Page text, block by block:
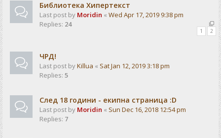
Библиотека Хипертекст
Last post by Moridin « Wed Apr 17, 2019 9:38 pm
Replies: 24
1 2
ЧРД!
Last post byKillua « Sat Jan 12, 2019 3:18 pm
Replies: 5
След 18 години - екипна страница :D
Last post by Moridin « Sun Dec 16, 2018 12:54 pm
Replies: 7